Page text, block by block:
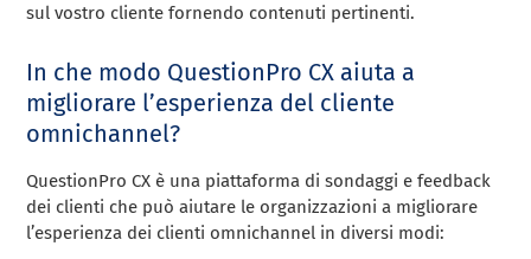
sul vostro cliente fornendo contenuti pertinenti.
In che modo QuestionPro CX aiuta a
migliorare l’esperienza del cliente
omnichannel?
QuestionPro CX è una piattaforma di sondaggi e feedback
dei clienti che può aiutare le organizzazioni a migliorare
l’esperienza dei clienti omnichannel in diversi modi: